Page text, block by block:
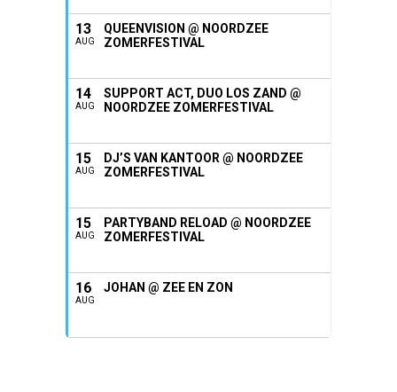
13
AUG
QUEENVISION @ NOORDZEE
ZOMERFESTIVAL
14
AUG
SUPPORT ACT, DUO LOS ZAND @
NOORDZEE ZOMERFESTIVAL
15
AUG
DJ’S VAN KANTOOR @ NOORDZEE
ZOMERFESTIVAL
15
AUG
PARTYBAND RELOAD @ NOORDZEE
ZOMERFESTIVAL
16
AUG
JOHAN @ ZEE EN ZON